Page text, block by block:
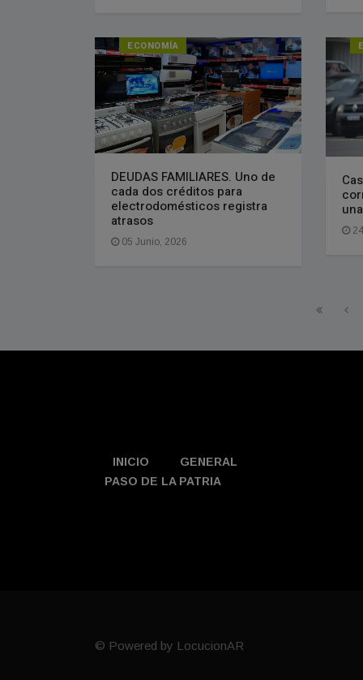
ECONOMÍA
DEUDAS FAMILIARES. Uno de
cada dos créditos para
electrodomésticos registra
atrasos
05 Junio, 2026
INICIO
GENERAL
PASO DE LA PATRIA
© Powered by LocucionAR